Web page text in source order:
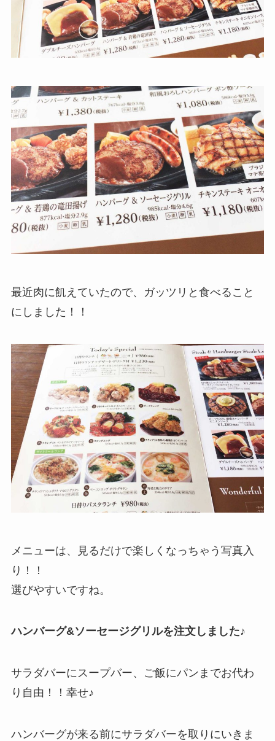
最近肉に飢えていたので、ガッツリと食べること
にしました！！
メニューは、見るだけで楽しくなっちゃう写真入
り！！
選びやすいですね。
ハンバーグ&ソーセージグリルを注文しました♪
サラダバーにスープバー、ご飯にパンまでお代わ
り自由！！幸せ♪
ハンバーグが来る前にサラダバーを取りにいきま